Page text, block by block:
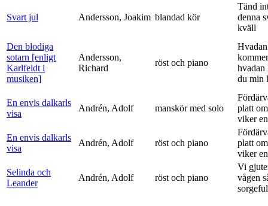
Svart jul Andersson, Joakim blandad kör
Tänd
denna
kväll
Den blodiga
sotarn [enligt
Karlfeldt i
musiken]
Andersson,
Richard
röst och piano
Hvadan
hvadan
du min
En envis dalkarls
visa
Andrén, Adolf manskör med solo
platt
viker
En envis dalkarls
visa
Andrén, Adolf röst och piano
platt
viker
Selinda och
Leander
Andrén, Adolf röst och piano
Vi
vågen